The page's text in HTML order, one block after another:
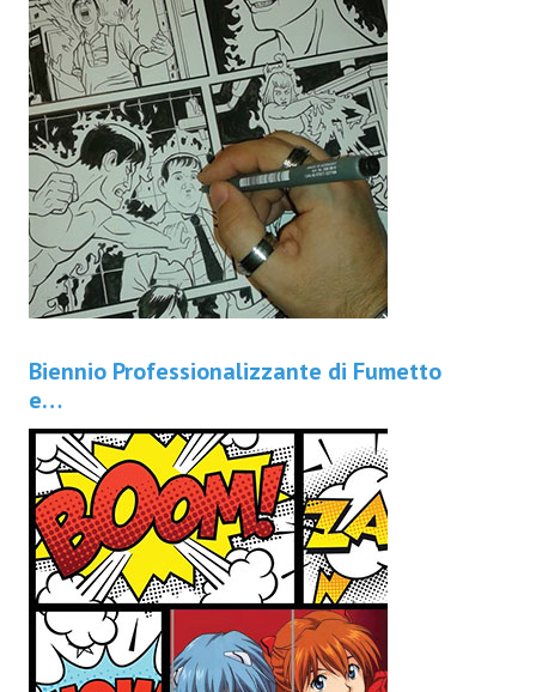
Biennio Professionalizzante di Fumetto
e…